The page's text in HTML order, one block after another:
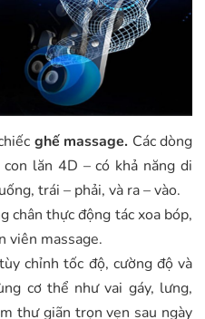
ghế massage. Các dòng
lăn 4D – có khả năng di
trái – phải, và ra – vào.
chân thực động tác xoa bóp,
viên massage.
chỉnh tốc độ, cường độ và
cơ thể như vai gáy, lưng,
thư giãn trọn vẹn sau ngày